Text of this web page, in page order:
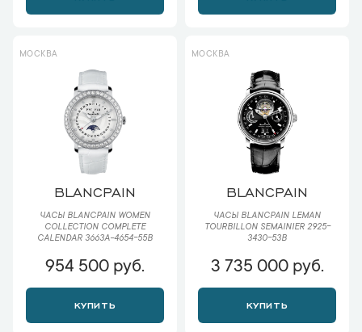
МОСКВА
BLANCPAIN
ЧАСЫ BLANCPAIN WOMEN
COLLECTION COMPLETE
CALENDAR 3663A-4654-55B
954 500 руб.
КУПИТЬ
МОСКВА
BLANCPAIN
ЧАСЫ BLANCPAIN LEMAN
TOURBILLON SEMAINIER 2925-
3430-53B
3 735 000 руб.
КУПИТЬ